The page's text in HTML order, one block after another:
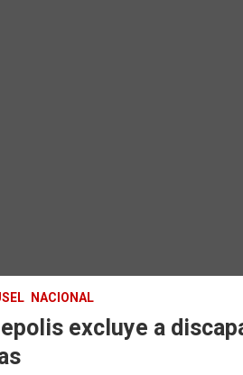
NACIONAL
excluye a